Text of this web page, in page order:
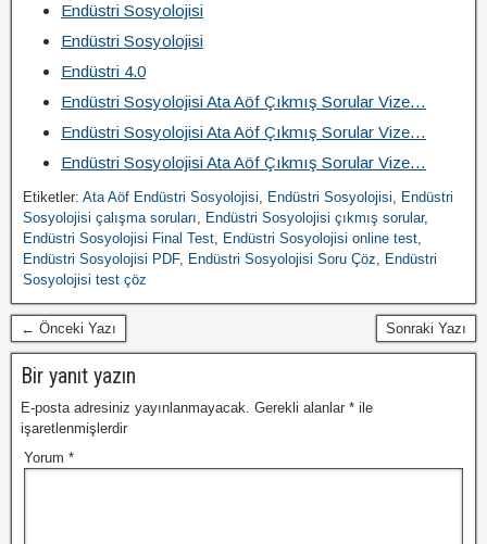
Endüstri Sosyolojisi
Endüstri Sosyolojisi
Endüstri 4.0
Endüstri Sosyolojisi Ata Aöf Çıkmış Sorular Vize…
Endüstri Sosyolojisi Ata Aöf Çıkmış Sorular Vize…
Endüstri Sosyolojisi Ata Aöf Çıkmış Sorular Vize…
Etiketler: Ata Aöf Endüstri Sosyolojisi, Endüstri Sosyolojisi, Endüstri
Sosyolojisi çalışma soruları, Endüstri Sosyolojisi çıkmış sorular,
Endüstri Sosyolojisi Final Test, Endüstri Sosyolojisi online test,
Endüstri Sosyolojisi PDF, Endüstri Sosyolojisi Soru Çöz, Endüstri
Sosyolojisi test çöz
← Önceki Yazı Sonraki Yazı
Bir yanıt yazın
E-posta adresiniz yayınlanmayacak. Gerekli alanlar * ile
işaretlenmişlerdir
Yorum *